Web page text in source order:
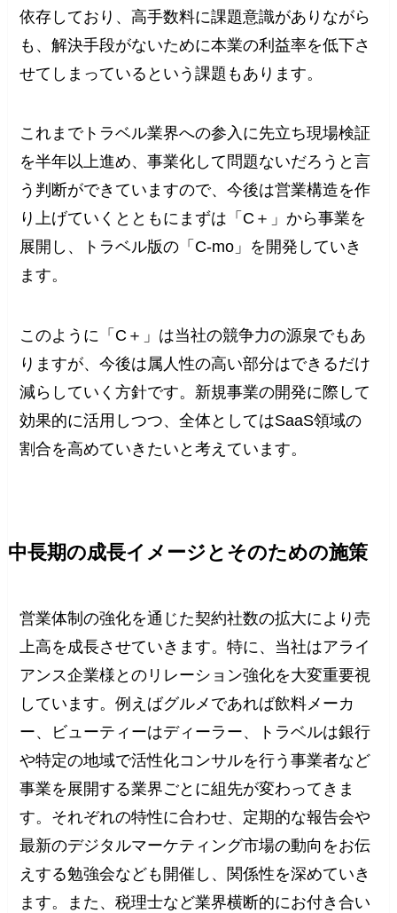
依存しており、高手数料に課題意識がありながら
も、解決手段がないために本業の利益率を低下さ
せてしまっているという課題もあります。
これまでトラベル業界への参入に先立ち現場検証
を半年以上進め、事業化して問題ないだろうと言
う判断ができていますので、今後は営業構造を作
り上げていくとともにまずは「C＋」から事業を
展開し、トラベル版の「C-mo」を開発していき
ます。
このように「C＋」は当社の競争力の源泉でもあ
りますが、今後は属人性の高い部分はできるだけ
減らしていく方針です。新規事業の開発に際して
効果的に活用しつつ、全体としてはSaaS領域の
割合を高めていきたいと考えています。
中長期の成長イメージとそのための施策
営業体制の強化を通じた契約社数の拡大により売
上高を成長させていきます。特に、当社はアライ
アンス企業様とのリレーション強化を大変重要視
しています。例えばグルメであれば飲料メーカ
ー、ビューティーはディーラー、トラベルは銀行
や特定の地域で活性化コンサルを行う事業者など
事業を展開する業界ごとに組先が変わってきま
す。それぞれの特性に合わせ、定期的な報告会や
最新のデジタルマーケティング市場の動向をお伝
えする勉強会なども開催し、関係性を深めていき
ます。また、税理士など業界横断的にお付き合い